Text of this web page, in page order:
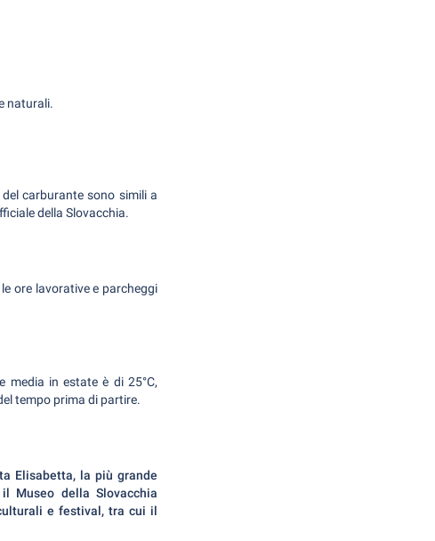
naturali.
carburante sono simili a
della Slovacchia.
ore lavorative e parcheggi
media in estate è di 25°C,
tempo prima di partire.
Elisabetta, la più grande
Museo della Slovacchia
e festival, tra cui il